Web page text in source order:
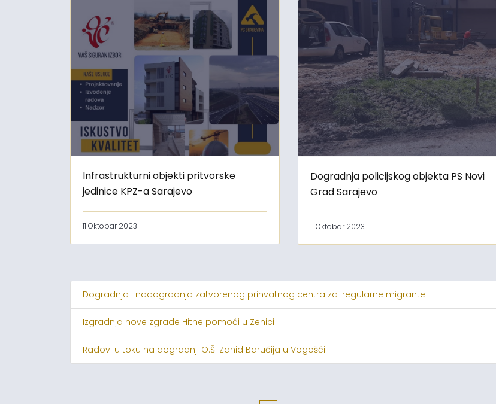
Infrastrukturni objekti pritvorske
jedinice KPZ-a Sarajevo
11 Oktobar 2023
Dogradnja policijskog objekta PS Novi
Grad Sarajevo
11 Oktobar 2023
Dogradnja i nadogradnja zatvorenog prihvatnog centra za iregularne migrante
Izgradnja nove zgrade Hitne pomoći u Zenici
Radovi u toku na dogradnji O.Š. Zahid Baručija u Vogošći